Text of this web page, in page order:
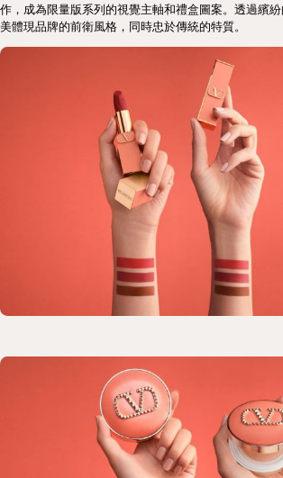
作，成為限量版系列的視覺主軸和禮盒圖案。透過繽
美體現品牌的前衛風格，同時忠於傳統的特質。